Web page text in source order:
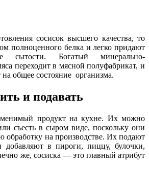
сосисок высшего качества, то
полноценного белка и легко придают
сытости. Богатый минерально-
переходит в мясной полуфабрикат, и
общее состояние организма.
и подавать
продукт на кухне. Их можно
съесть в сыром виде, поскольку они
обработку на производстве. Их подают
в пироги, пиццу, булочки,
же, сосиска — это главный атрибут